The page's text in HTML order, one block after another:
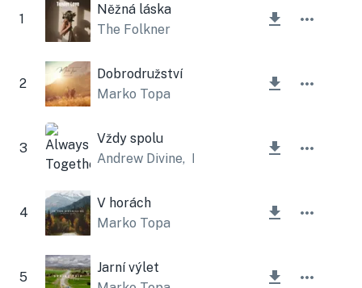
1
Něžná láska
The Folkner
2
Dobrodružství
Marko Topa
3
Vždy spolu
Andrew Divine, Lesfm
4
V horách
Marko Topa
5
Jarní výlet